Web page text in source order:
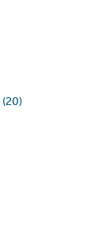
(20)